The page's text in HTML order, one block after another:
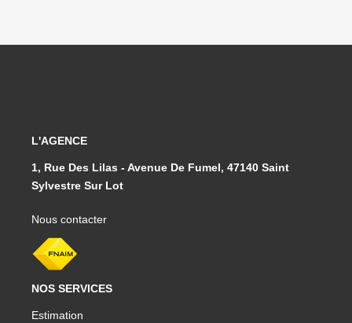
L'AGENCE
1, Rue Des Lilas - Avenue De Fumel, 47140 Saint
Sylvestre Sur Lot
Nous contacter
NOS SERVICES
Estimation